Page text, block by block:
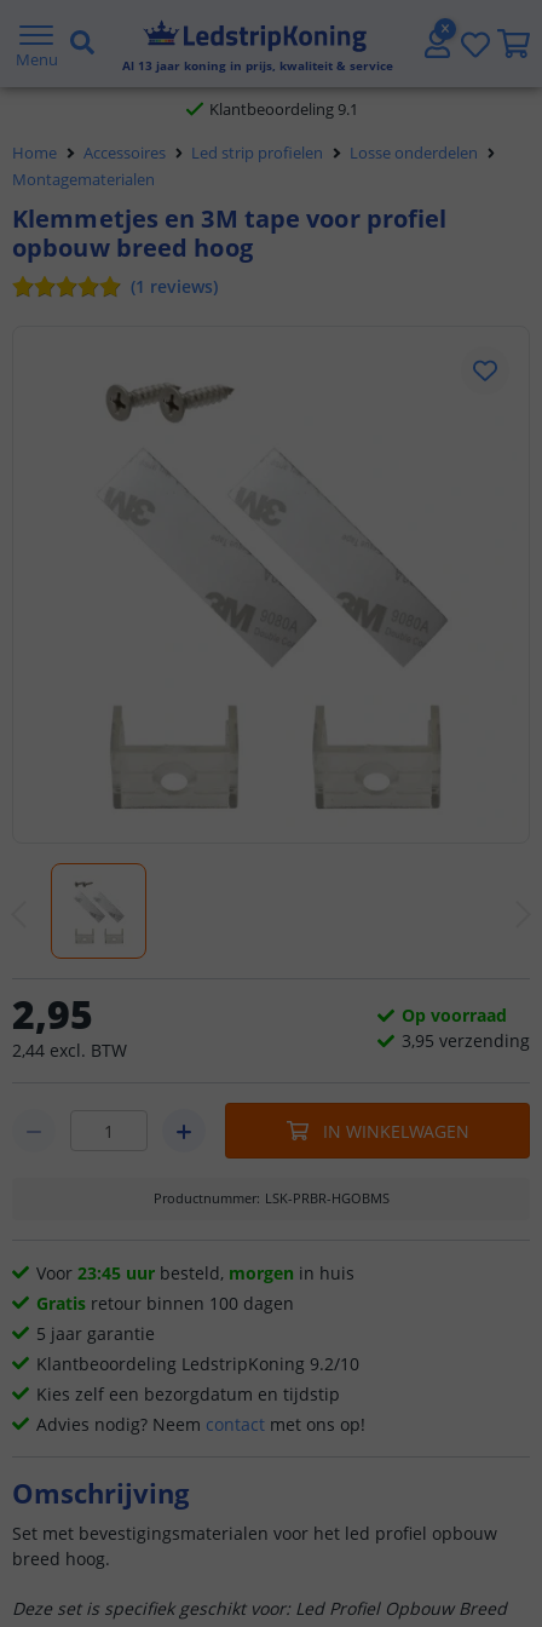
Menu Al 13 jaar koning in prijs, kwaliteit & service
Gratis verzending vanaf € 20,- NL en BE
Klantbeoordeling 9.1
Voor 23:45 uur besteld,morgen in huis
Home Accessoires Led strip profielen
Losse onderdelen
Montagematerialen
Klemmetjes en 3M tape voor profiel
opbouw breed hoog
(1 reviews)
2,95
2,44 excl. BTW
Op voorraad
3,95 verzending
IN WINKELWAGEN
Productnummer: LSK-PRBR-HGOBMS
Voor 23:45 uur besteld, morgen in huis
Gratis retour binnen 100 dagen
5 jaar garantie
Klantbeoordeling LedstripKoning 9.2/10
Kies zelf een bezorgdatum en tijdstip
Advies nodig? Neem contact met ons op!
Omschrijving
Set met bevestigingsmaterialen voor het led profiel opbouw
breed hoog.
Deze set is specifiek geschikt voor: Led Profiel Opbouw Breed